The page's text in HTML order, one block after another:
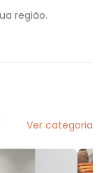
região.
Ver categoria